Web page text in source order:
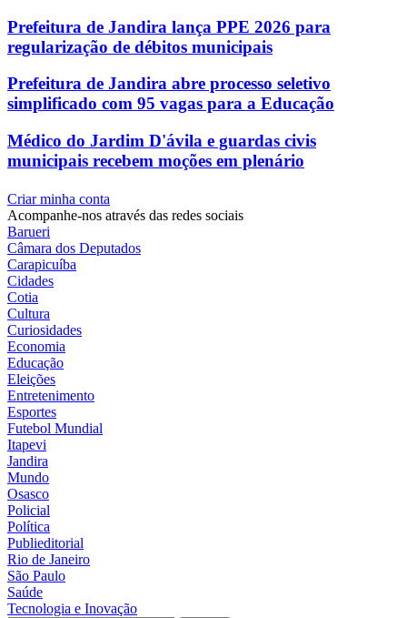
Prefeitura de Jandira lança PPE 2026 para
regularização de débitos municipais
Prefeitura de Jandira abre processo seletivo
simplificado com 95 vagas para a Educação
Médico do Jardim D'ávila e guardas civis
municipais recebem moções em plenário
Criar minha conta
Acompanhe-nos através das redes sociais
Barueri
Câmara dos Deputados
Carapicuíba
Cidades
Cotia
Cultura
Curiosidades
Economia
Educação
Eleições
Entretenimento
Esportes
Futebol Mundial
Itapevi
Jandira
Mundo
Osasco
Policial
Política
Publieditorial
Rio de Janeiro
São Paulo
Saúde
Tecnologia e Inovação